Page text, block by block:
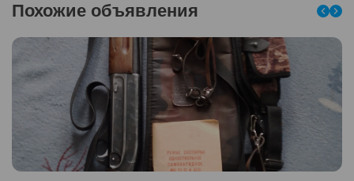
Похожие объявления